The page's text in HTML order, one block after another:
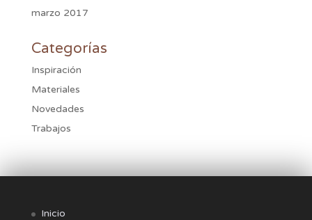
marzo 2017
Categorías
Inspiración
Materiales
Novedades
Trabajos
Inicio